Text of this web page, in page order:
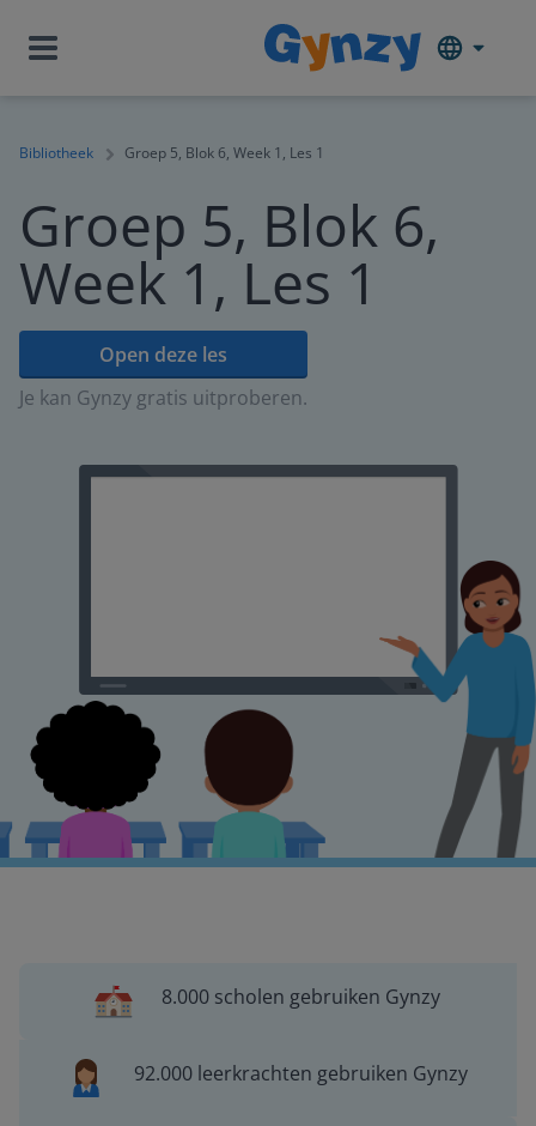
Bibliotheek Groep 5, Blok 6, Week 1, Les 1
Groep 5, Blok 6,
Week 1, Les 1
Open deze les
Je kan Gynzy gratis uitproberen.
8.000 scholen gebruiken Gynzy
92.000 leerkrachten gebruiken Gynzy